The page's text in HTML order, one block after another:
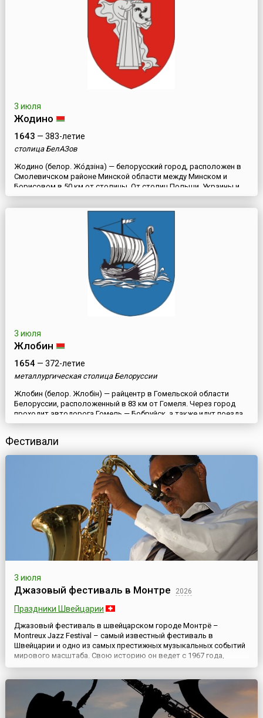
3 июля
Жодино
1643 — 383-летие
столица БелАЗов
Жодино (белор. Жо́дзіна) — белорусский город, расположен в
Смолевичском районе Минской области между Минском и
Борисовом в 50 км от столицы. От столиц Польши, Украины и
России город равноудален на 650 км. В Жодино расположен
один из семи крупнейших мировых заводов по выпуску
карьерной техники — БелАЗ.Упоминание о Жодино встречается
в 1688 году как о деревне Жодина Слобода в Борисовском
3 июля
Жлобин
1654— 372-летие
металлургическая столица Белоруссии
Жлобин (белор. Жлобін) — райцентр в Гомельской области
Белоруссии, расположенный в 83 км от Гомеля. Через город
проходит автодорога Гомель — Бобруйск, а также идут поезда
в Гомель, Могилев и Минск.В окрестностях города
бронзового века, но в летописях этот край упоминается в 1654
году. В 15-17 веках здесь находился замок, в месте впадени...
Фестивали
3 июля
Джазовый фестиваль в Монтре 2026
Праздники Швейцарии
Джазовый фестиваль в швейцарском городе Монтрё –
Montreux Jazz Festival – самый известный фестиваль в
Швейцарии и одно из самых престижных музыкальных событий
мирового масштаба. Свою историю он ведет с 1967 года,
проходит каждый год и длится чуть более двух недель. Обычно
бесcменный руководитель (до 2013 года) Montreux Jazz Festival